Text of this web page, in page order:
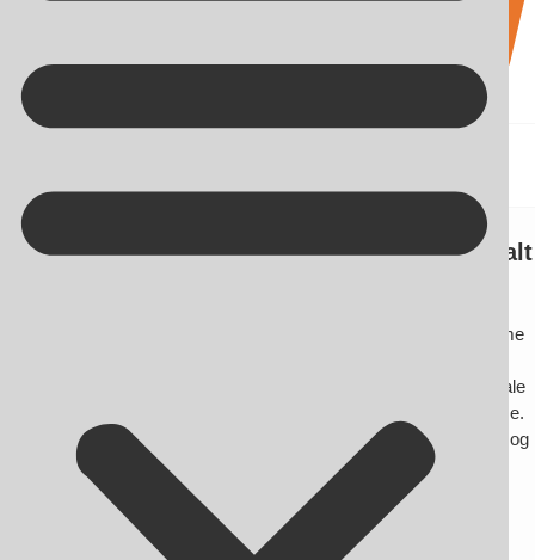
Kontakt på +45 70 13 63 23
Sociale medier og digital kommunikation
- Skab nærvær, synlighed og relationer digitalt
Sociale medier er ikke kun kanaler til promovering – de er platforme
Hos OnlineSynlighed.dk skaber vi strategiske og målrettede sociale
medie-indsatser, der understøtter hele jeres digitale tilstedeværelse.
Vi arbejder med alt fra strategi og organisk indhold til annoncering og
krisehåndtering på sociale medier.
Sociale Medier Speciale
Sociale Medie Strategi
Strategisk tilstedeværelse på sociale medier